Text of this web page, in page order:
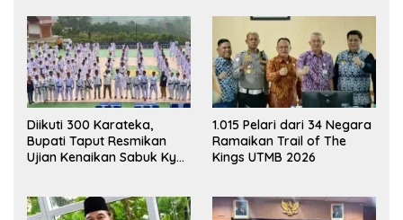
Diikuti 300 Karateka,
Bupati Taput Resmikan
Ujian Kenaikan Sabuk Kyu
1.015 Pelari dari 34 Negara
Ramaikan Trail of The
Kings UTMB 2026